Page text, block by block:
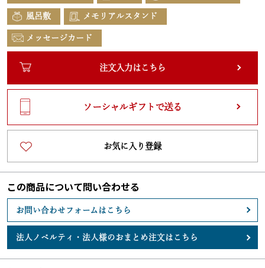
風呂敷 メモリアルスタンド
メッセージカード
注文入力はこちら
ソーシャルギフトで送る
お気に入り登録
この商品について問い合わせる
お問い合わせフォームはこちら
法人ノベルティ・ 法人様のおまとめ注文はこちら